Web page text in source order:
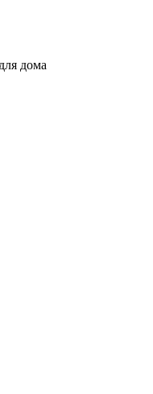
дома